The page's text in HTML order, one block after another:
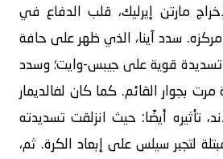
مارتن إيرليك، قلب الدفاع في
سدد آينا، الذي ظهر على حافة
تسديدة قوية على جيبس-وايت؛ وسدد
بجوار القائم. كما كان لفالديمار
تأثيره أيضًا: حيث انزلقت تسديدته
لتجبر سيلس على إبعاد الكرة. ثم،